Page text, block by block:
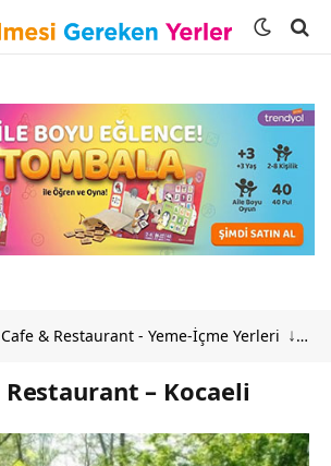
Cafe & Restaurant - Yeme-İçme Yerleri ↓
Restaurant – Kocaeli